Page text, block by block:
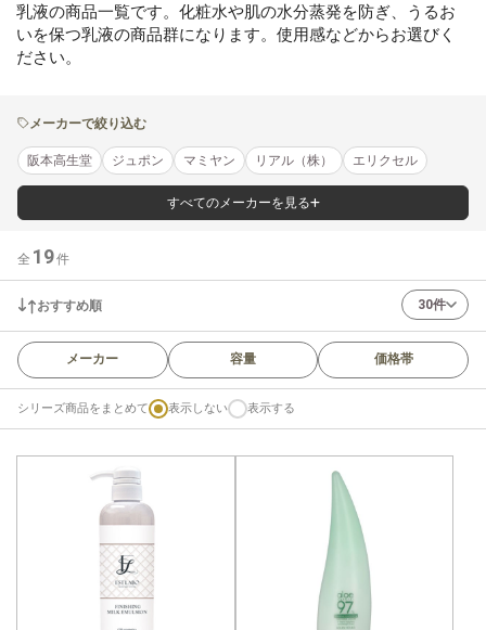
乳液の商品一覧です。化粧水や肌の水分蒸発を防ぎ、うるお
いを保つ乳液の商品群になります。使用感などからお選びく
ださい。
メーカーで絞り込む
阪本高生堂 ジュポン マミヤン リアル（株） エリクセル
すべてのメーカーを見る
全 19件
おすすめ順
メーカー 容量 価格帯
30件
シリーズ商品をまとめて 表示しない 表示する